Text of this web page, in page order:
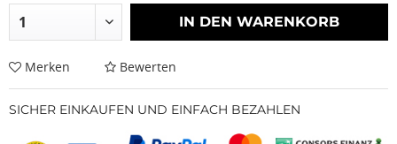
IN DEN WARENKORB
Merken Bewerten
SICHER EINKAUFEN UND EINFACH BEZAHLEN